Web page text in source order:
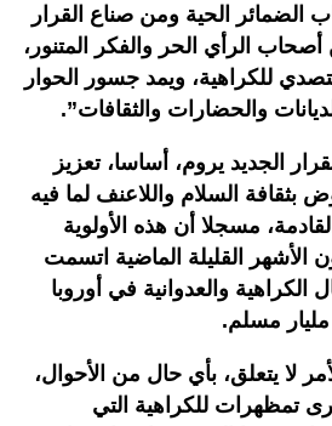
الضمائر الحية ومن صناع القرار
الرأي الحر والفكر المتنور،
للكراهية، ويمد جسور الحوار
والحضارات والثقافات”.
الجديد يروم، أساسا، تعزيز
بثقافة السلام واللاعنف لما فيه
مسجلا أن هذه الأولوية
الأشهر القليلة الماضية اتسمت
والعدوانية في أوروبا
مسلم.
لا يتعلق، بأي حال من الأحوال،
تمظهرات للكراهية التي